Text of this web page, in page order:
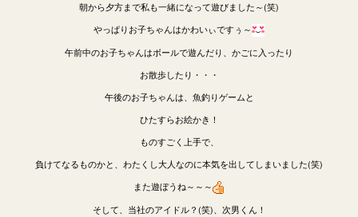
朝から夕方まで私も一緒になって遊びました～(笑)
やっぱりお子ちゃんはかわいぃですぅ～
午前中のお子ちゃんはボールで遊んだり、かごに入ったり
お散歩したり・・・
午後のお子ちゃんは、魚釣りゲームと
ひたすらお絵かき！
ものすごく上手で、
負けてなるものかと、わたくし大人なのに本気を出してしまいました(笑)
また遊ぼうね～～～
そして、当社のアイドル？(笑)、次男くん！